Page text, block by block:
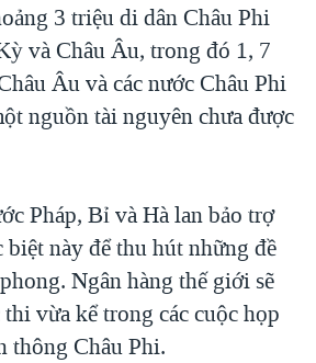
CHÍNH PHỦ VIỆT NAM
LÀN SÓNG TRỘM HẢI SÂM
TIẾNG VỌNG TỪ NÔNG THÔN MỸ
3 triệu di dân Châu Phi
và Châu Âu, trong đó 1, 7
Âu và các nước Châu Phi
nguồn tài nguyên chưa được
Pháp, Bỉ và Hà lan bảo trợ
biệt này để thu hút những đề
Ngân hàng thế giới sẽ
vừa kể trong các cuộc họp
thông Châu Phi.